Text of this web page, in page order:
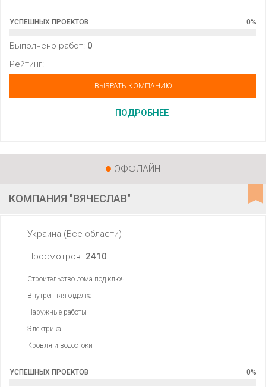
УСПЕШНЫХ ПРОЕКТОВ 0%
Выполнено работ: 0
Рейтинг:
ВЫБРАТЬ КОМПАНИЮ
ПОДРОБНЕЕ
ОФФЛАЙН
КОМПАНИЯ "ВЯЧЕСЛАВ"
Украина (Все области)
Просмотров: 2410
Строительство дома под ключ
Внутренняя отделка
Наружные работы
Электрика
Кровля и водостоки
УСПЕШНЫХ ПРОЕКТОВ 0%